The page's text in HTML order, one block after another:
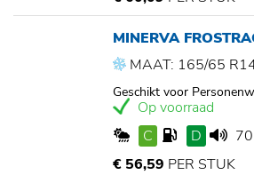
MINERVA
MAAT: 165/65
Geschikt voor
Op voorraad
C
D
€ 56,59 PER STUK